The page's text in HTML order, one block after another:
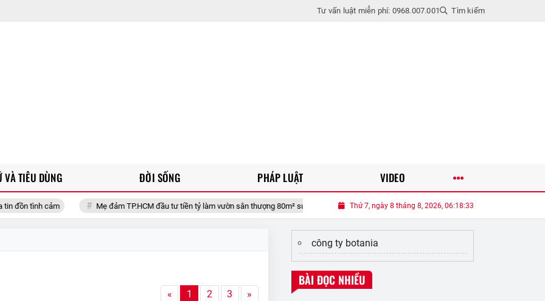
Tư vấn luật miễn phí: 0968.007.001 Tìm kiếm
Mẹ đảm TP.HCM đầu tư tiền tỷ làm vườn sân thượng 80m² suốt hơn 10 năm, sưu tầm gần 90 giống hồng táo Vợ lúc nào cũng mệt mỏi,
Thứ 7, ngày 8 tháng 8, 2026, 06:18:34
VÀ TIÊU DÙNG ĐỜI SỐNG PHÁP LUẬT VIDEO
« 1 2 3 »
công ty botania
BÀI ĐỌC NHIỀU